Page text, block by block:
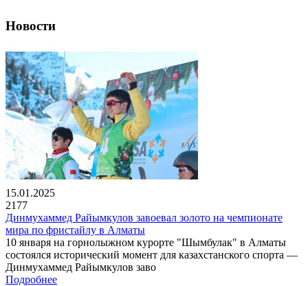
Новости
15.01.2025
2177
Динмухаммед Райымкулов завоевал золото на чемпионате
мира по фристайлу в Алматы
10 января на горнолыжном курорте "Шымбулак" в Алматы
состоялся исторический момент для казахстанского спорта —
Динмухаммед Райымкулов заво
Подробнее